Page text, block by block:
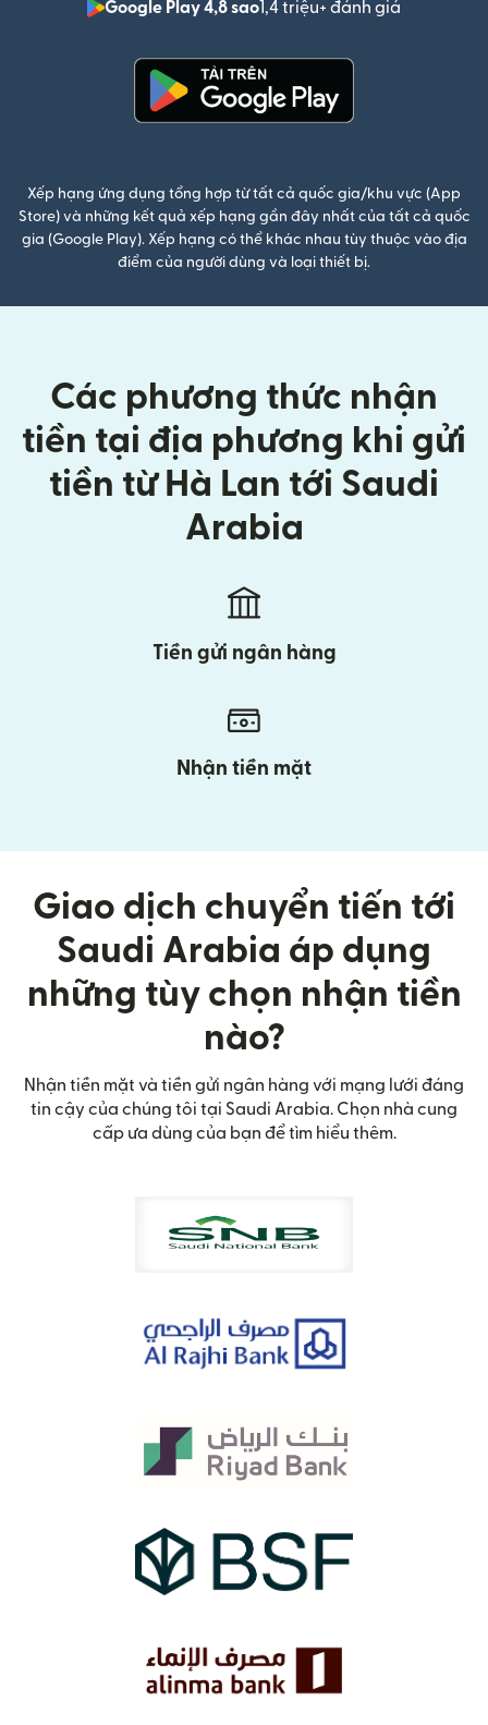
Google Play 4,8 sao1,4 triệu+ đánh giá
Xếp hạng ứng dụng tổng hợp từ tất cả quốc gia/khu vực (App
Store) và những kết quả xếp hạng gần đây nhất của tất cả quốc
gia (Google Play). Xếp hạng có thể khác nhau tùy thuộc vào địa
điểm của người dùng và loại thiết bị.
Các phương thức nhận
tiền tại địa phương khi gửi
tiền từ Hà Lan tới Saudi
Arabia
Tiền gửi ngân hàng
Nhận tiền mặt
Giao dịch chuyển tiến tới
Saudi Arabia áp dụng
những tùy chọn nhận tiền
nào?
Nhận tiền mặt và tiền gửi ngân hàng với mạng lưới đáng
tin cậy của chúng tôi tại Saudi Arabia. Chọn nhà cung
cấp ưa dùng của bạn để tìm hiểu thêm.